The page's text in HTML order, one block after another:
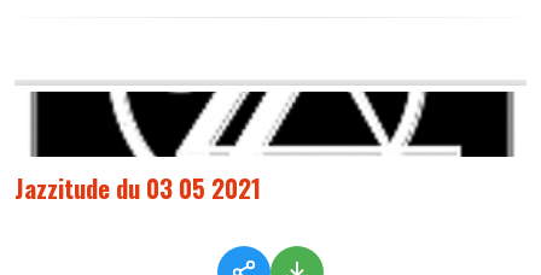
Jazzitude du 03 05 2021